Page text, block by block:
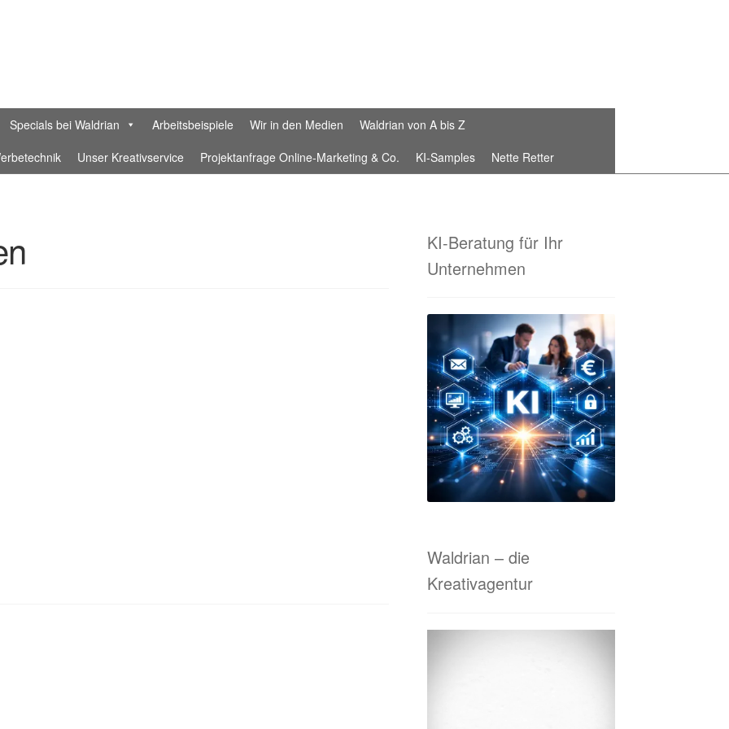
Specials bei Waldrian Arbeitsbeispiele Wir in den Medien
Waldrian von A bis Z
Unser Kreativservice Projektanfrage Online-Marketing & Co. KI-Samples Nette Retter
Ein Fahnenband aus feiner Hand – Gestickte Fahnenbänder von Waldrian®
Interessante Rabatte für Eure Sammelbestellungen!
für Unternehmen
gestaltet mit Deinem Namen, Monogramm oder Logo Projektanfrage Online-Marketing & Co.
Waldrian von A bis ZWaldrian-Siebdruck
uns
KI-Beratung für Ihr
Unternehmen
Waldrian – die
Kreativagentur